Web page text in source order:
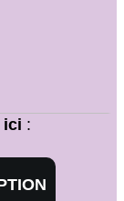
ici :